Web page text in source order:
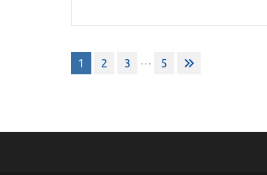
Posts
pagination
1 2 3 … 5